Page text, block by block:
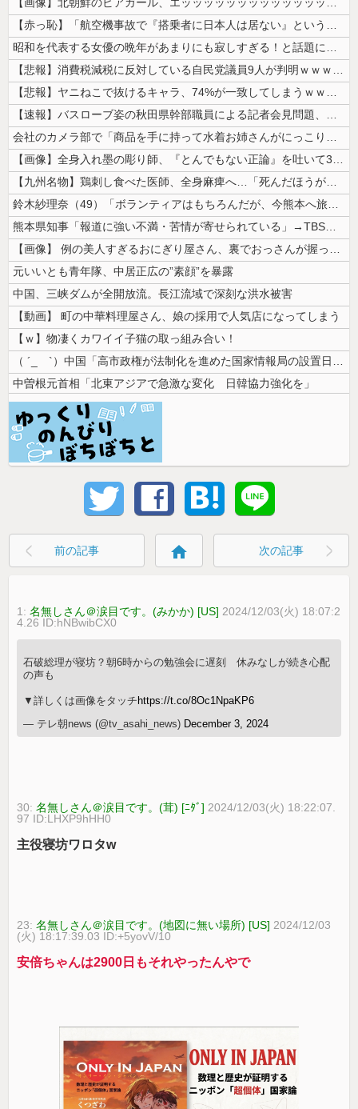
【画像】北朝鮮のビアガール、エッッッッッッッッッッッッッッッッッ！
【赤っ恥】「航空機事故で『搭乗者に日本人は居ない』という発表は嫌い。人...
昭和を代表する女優の晩年があまりにも寂しすぎる！と話題に、自身の子供を...
【悲報】消費税減税に反対している自民党議員9人が判明ｗｗｗｗｗｗ
【悲報】ヤニねこで抜けるキャラ、74%が一致してしまうｗｗｗｗｗ
【速報】バスローブ姿の秋田県幹部職員による記者会見問題、ラブホテルから...
会社のカメラ部で「商品を手に持って水着お姉さんがにっこり」を撮影、だが...
【画像】全身入れ墨の彫り師、『とんでもない正論』を吐いて30万再生され...
【九州名物】鶏刺し食べた医師、全身麻痺へ…「死んだほうが良かったと思っ...
鈴木紗理奈（49）「ボランティアはもちろんだが、今熊本へ旅行に行くこと...
熊本県知事「報道に強い不満・苦情が寄せられている」→TBSの報道特集が...
【画像】 例の美人すぎるおにぎり屋さん、裏でおっさんが握っていたｗｗｗ...
元いいとも青年隊、中居正広の”素顔”を暴露
中国、三峡ダムが全開放流。長江流域で深刻な洪水被害
【動画】 町の中華料理屋さん、娘の採用で人気店になってしまう
【ｗ】物凄くカワイイ子猫の取っ組み合い！
（ ´_ゝ`）中国「高市政権が法制化を進めた国家情報局の設置日が7月3...
中曽根元首相「北東アジアで急激な変化 日韓協力強化を」
前の記事 home 次の記事
1:名無しさん＠涙目です。(みかか) [US] 2024/12/03(火) 18:07:2
4.26 ID:hNBwibCX0
石破総理が寝坊？朝6時からの勉強会に遅刻 休みなしが続き心配
の声も
▼詳しくは画像をタッチ https://t.co/8Oc1NpaKP6
— テレ朝news (@tv_asahi_news) December 3, 2024
30:名無しさん＠涙目です。(茸) [ﾆﾀﾞ] 2024/12/03(火) 18:22:07.
97 ID:LHXP9hHH0
主役寝坊ワロタw
23:名無しさん＠涙目です。(地図に無い場所) [US] 2024/12/03
(火) 18:17:39.03 ID:+5yovV/10
安倍ちゃんは2900日もそれやったんやで